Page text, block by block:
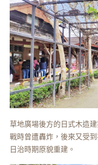
草地廣場後方的日式木造
戰時曾遭轟炸，後來又受
日治時期原貌重建。